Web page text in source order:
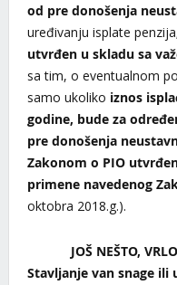
od pre donošenja
uređivanju isplate penzija
utvrđen u skladu sa
sa tim, o eventualnom
samo ukoliko iznos
godine, bude za
pre donošenja
Zakonom o PIO
primene navedenog
oktobra 2018.g.).
JOŠ NEŠTO, VRLO
Stavljanje van snage ili